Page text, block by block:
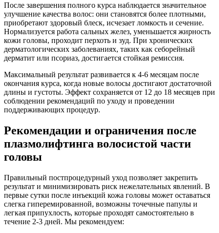
После завершения полного курса наблюдается значительное
улучшение качества волос: они становятся более плотными,
приобретают здоровый блеск, исчезает ломкость и сечение.
Нормализуется работа сальных желез, уменьшается жирность
кожи головы, проходит перхоть и зуд. При хронических
дерматологических заболеваниях, таких как себорейный
дерматит или псориаз, достигается стойкая ремиссия.
Максимальный результат развивается к 4-6 месяцам после
окончания курса, когда новые волосы достигают достаточной
длины и густоты. Эффект сохраняется от 12 до 18 месяцев при
соблюдении рекомендаций по уходу и проведении
поддерживающих процедур.
Рекомендации и ограничения после
плазмолифтинга волосистой части
головы
Правильный постпроцедурный уход позволяет закрепить
результат и минимизировать риск нежелательных явлений. В
первые сутки после инъекций кожа головы может оставаться
слегка гиперемированной, возможны точечные папулы и
легкая припухлость, которые проходят самостоятельно в
течение 2-3 дней. Мы рекомендуем: